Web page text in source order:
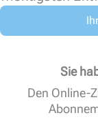
Sie
Den Online-